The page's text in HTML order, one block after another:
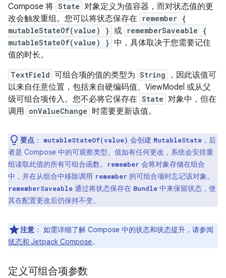
Compose 将 State 对象定义为值容器，而对状态值的更
改会触发重组。您可以将状态保存在
remember {
mutableStateOf(value) } 或 rememberSaveable {
mutableStateOf(value) } 中，具体取决于您需要记住
值的时长。
TextField 可组合项的值的类型为 String
，因此该值可
以来自任意位置，包括来自硬编码值、ViewModel 或从父
级可组合项传入。您不必将它保存在 State 对象中，但在
调用 onValueChange 时需要更新该值。
要点 ： mutableStateOf(value) 会创建 MutableState ，后
者是 Compose 中的可观察类型。值如有任何更改，系统会安排重
组读取此值的所有可组合函数。
remember 会将对象存储在组合
中，并在从组合中移除调用 remember 的可组合项时忘记该对象。
rememberSaveable 通过将状态保存在 Bundle 中来保留状态，使
其在配置更改后仍保持不变。
注意 ： 如需详细了解 Compose 中的状态和状态提升，请参阅
状态和 Jetpack Compose。
定义可组合项参数